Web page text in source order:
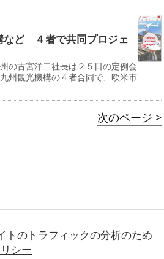
トのトラフィックの分析のため
シー
など ４者で共同プロジェ
の古宮洋二社長は２５日の定例会
州観光機構の４者合同で、欧米市
次のページ >